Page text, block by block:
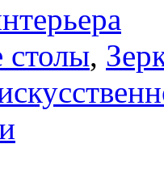
столы,